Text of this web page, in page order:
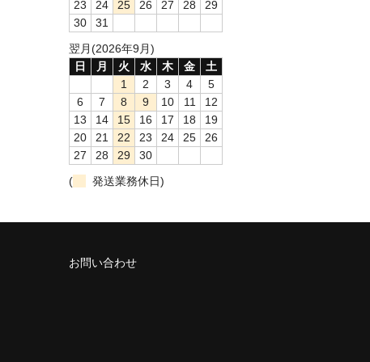
23
24 25 26 27 28
29
30
31
翌月(2026年9月)
日
月 火 水 木 金
土
1
2 3 4
5
6
7 8 9 10 11
12
13
14 15 16 17 18
19
20
21 22 23 24 25
26
27
28 29
30
(
発送業務休日)
お問い合わせ